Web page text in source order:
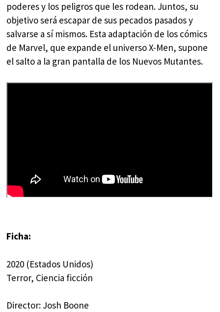
poderes y los peligros que les rodean. Juntos, su
objetivo será escapar de sus pecados pasados y
salvarse a sí mismos. Esta adaptación de los cómics
de Marvel, que expande el universo X-Men, supone
el salto a la gran pantalla de los Nuevos Mutantes.
Ficha:
2020 (Estados Unidos)
Terror, Ciencia ficción
Director: Josh Boone